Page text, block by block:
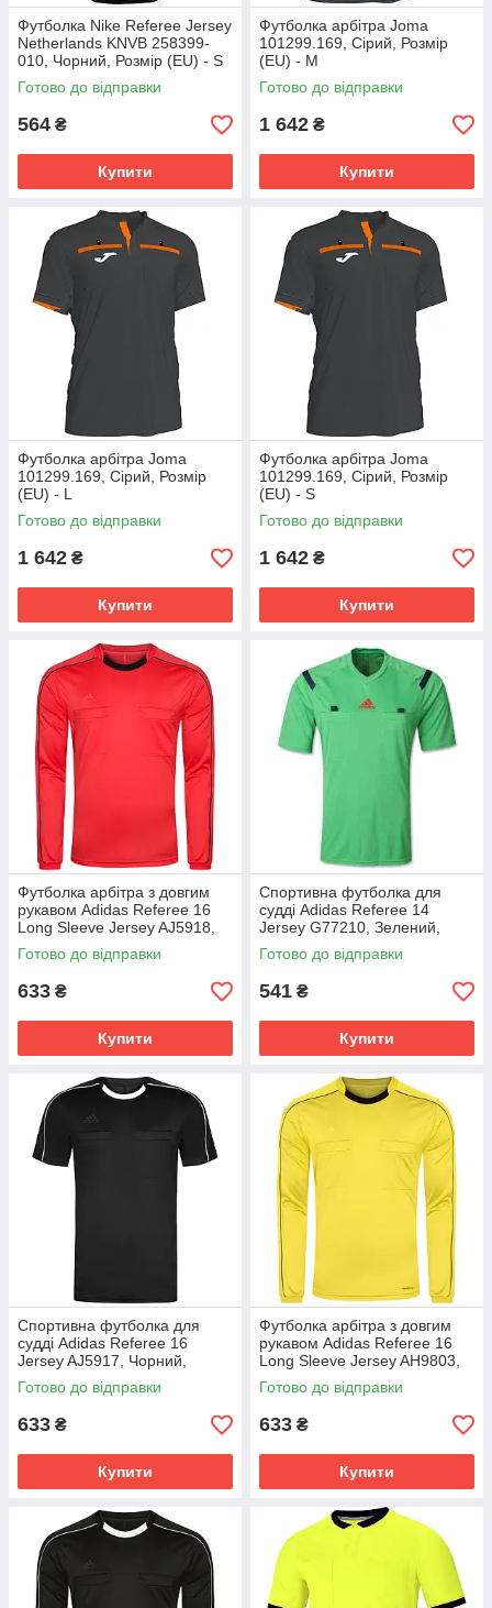
Футболка Nike Referee Jersey
Netherlands KNVB 258399-
010, Чорний, Розмір (EU) - S
Готово до відправки
564 ₴
Купити
Футболка арбітра Joma
101299.169, Сірий, Розмір
(EU) - M
Готово до відправки
1 642 ₴
Купити
Футболка арбітра Joma
101299.169, Сірий, Розмір
(EU) - L
Готово до відправки
1 642 ₴
Купити
Футболка арбітра Joma
101299.169, Сірий, Розмір
(EU) - S
Готово до відправки
1 642 ₴
Купити
Футболка арбітра з довгим
рукавом Adidas Referee 16
Long Sleeve Jersey AJ5918,
Червоний, Розмір (EU) - S
Готово до відправки
633 ₴
Купити
Спортивна футболка для
судді Adidas Referee 14
Jersey G77210, Зелений,
Розмір (EU) - M
Готово до відправки
541 ₴
Купити
Спортивна футболка для
судді Adidas Referee 16
Jersey AJ5917, Чорний,
Розмір (EU) - S
Готово до відправки
633 ₴
Купити
Футболка арбітра з довгим
рукавом Adidas Referee 16
Long Sleeve Jersey AH9803,
Жовтий, Розмір (EU) - S
Готово до відправки
633 ₴
Купити